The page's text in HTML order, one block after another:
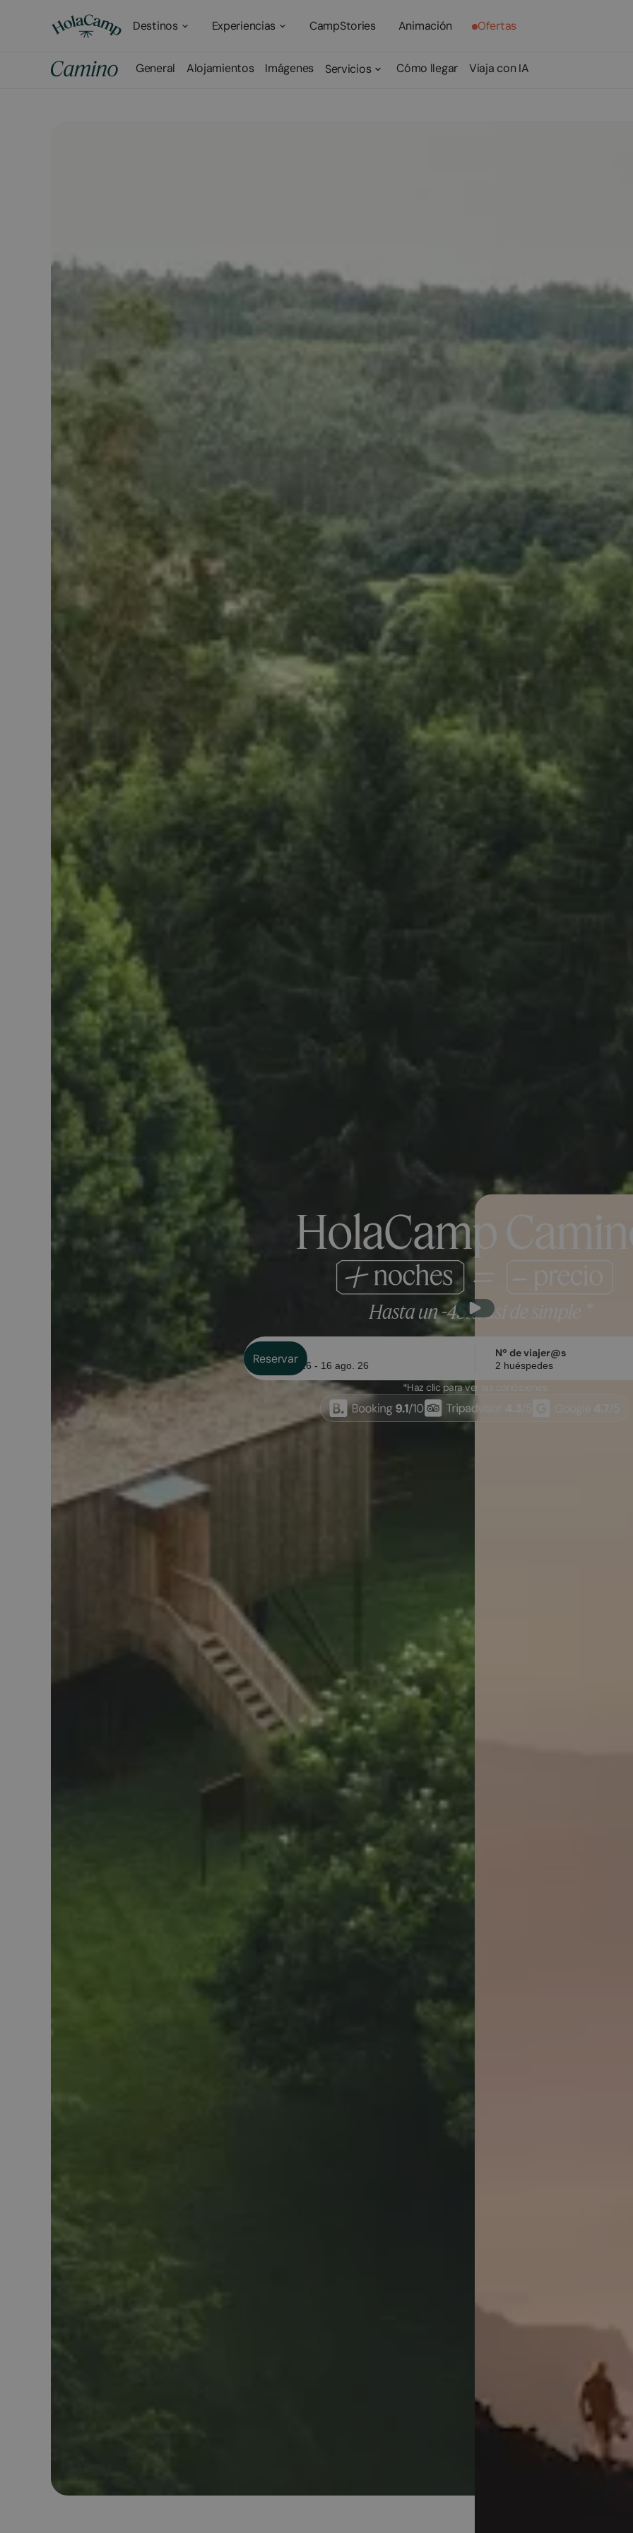
Destinos Experiencias CampStories Animación Ofertas
General Alojamientos Imágenes Servicios Cómo llegar Viaja con IA
HolaCamp
Nº de viajer@s
Reservar
*Haz clic para ver las condiciones